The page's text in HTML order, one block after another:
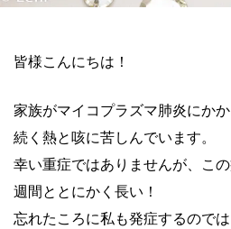
皆様こんにちは！
家族がマイコプラズマ肺炎にか
続く熱と咳に苦しんでいます。
幸い重症ではありませんが、こ
週間ととにかく長い！
忘れたころに私も発症するので